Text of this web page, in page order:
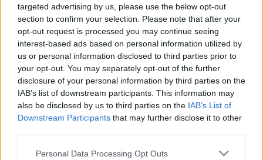
targeted advertising by us, please use the below opt-out
section to confirm your selection. Please note that after your
opt-out request is processed you may continue seeing
interest-based ads based on personal information utilized by
us or personal information disclosed to third parties prior to
your opt-out. You may separately opt-out of the further
disclosure of your personal information by third parties on the
IAB’s list of downstream participants. This information may
also be disclosed by us to third parties on the IAB’s List of
Downstream Participants that may further disclose it to other
Please note that this website/app uses one or more Google
Personal Data Processing Opt Outs
Προσθέστε το ΕΘΝΟΣ στη Google
Σύμφωνα με τα στοιχεία εκτέλεσης του
κρατικούπροϋπολογισμού , σε
τροποποιημένη ταμειακή βάση, για την
περίοδο του Ιανουαρίου - Ιουνίου 2025,
παρουσιάζεται έλλειμμα στο ισοζύγιο του
κρατικού προϋπολογισμού ύψους 564 εκατ.
ευρώ έναντι του στόχου για έλλειμμα 2.795
εκατ. ευρώ που έχει περιληφθεί για το